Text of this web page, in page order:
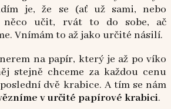
je, že se (ať už sami, nebo
něco učit, rvát to do sobe, ač
Vnímám to až jako určité násilí.
na papír, který je až po víko
stejně chceme za každou cenu
dvě krabice. A tím se nám
v určité papírové krabici.